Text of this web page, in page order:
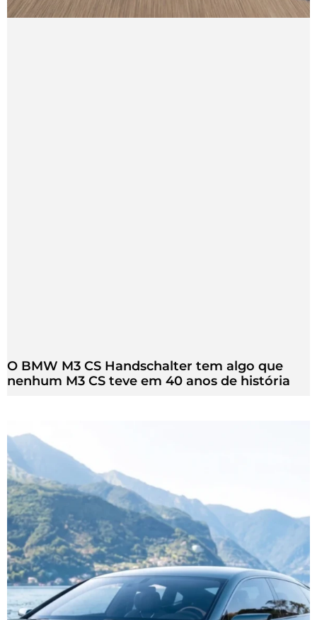
O BMW M3 CS Handschalter tem algo que
nenhum M3 CS teve em 40 anos de história